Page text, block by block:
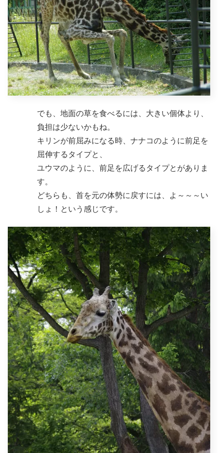
でも、地面の草を食べるには、大きい個体より、
負担は少ないかもね。
キリンが前屈みになる時、ナナコのように前足を
屈伸するタイプと、
ユウマのように、前足を広げるタイプとがありま
す。
どちらも、首を元の体勢に戻すには、よ～～～い
しょ！という感じです。